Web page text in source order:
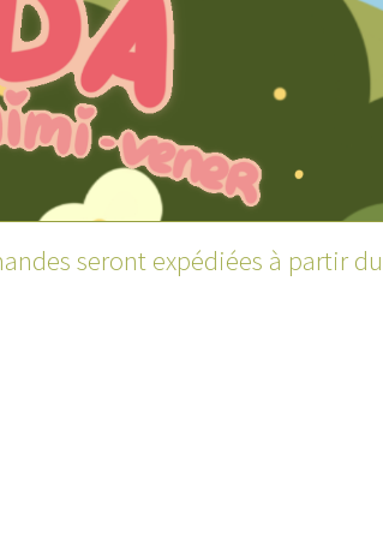
seront expédiées à partir